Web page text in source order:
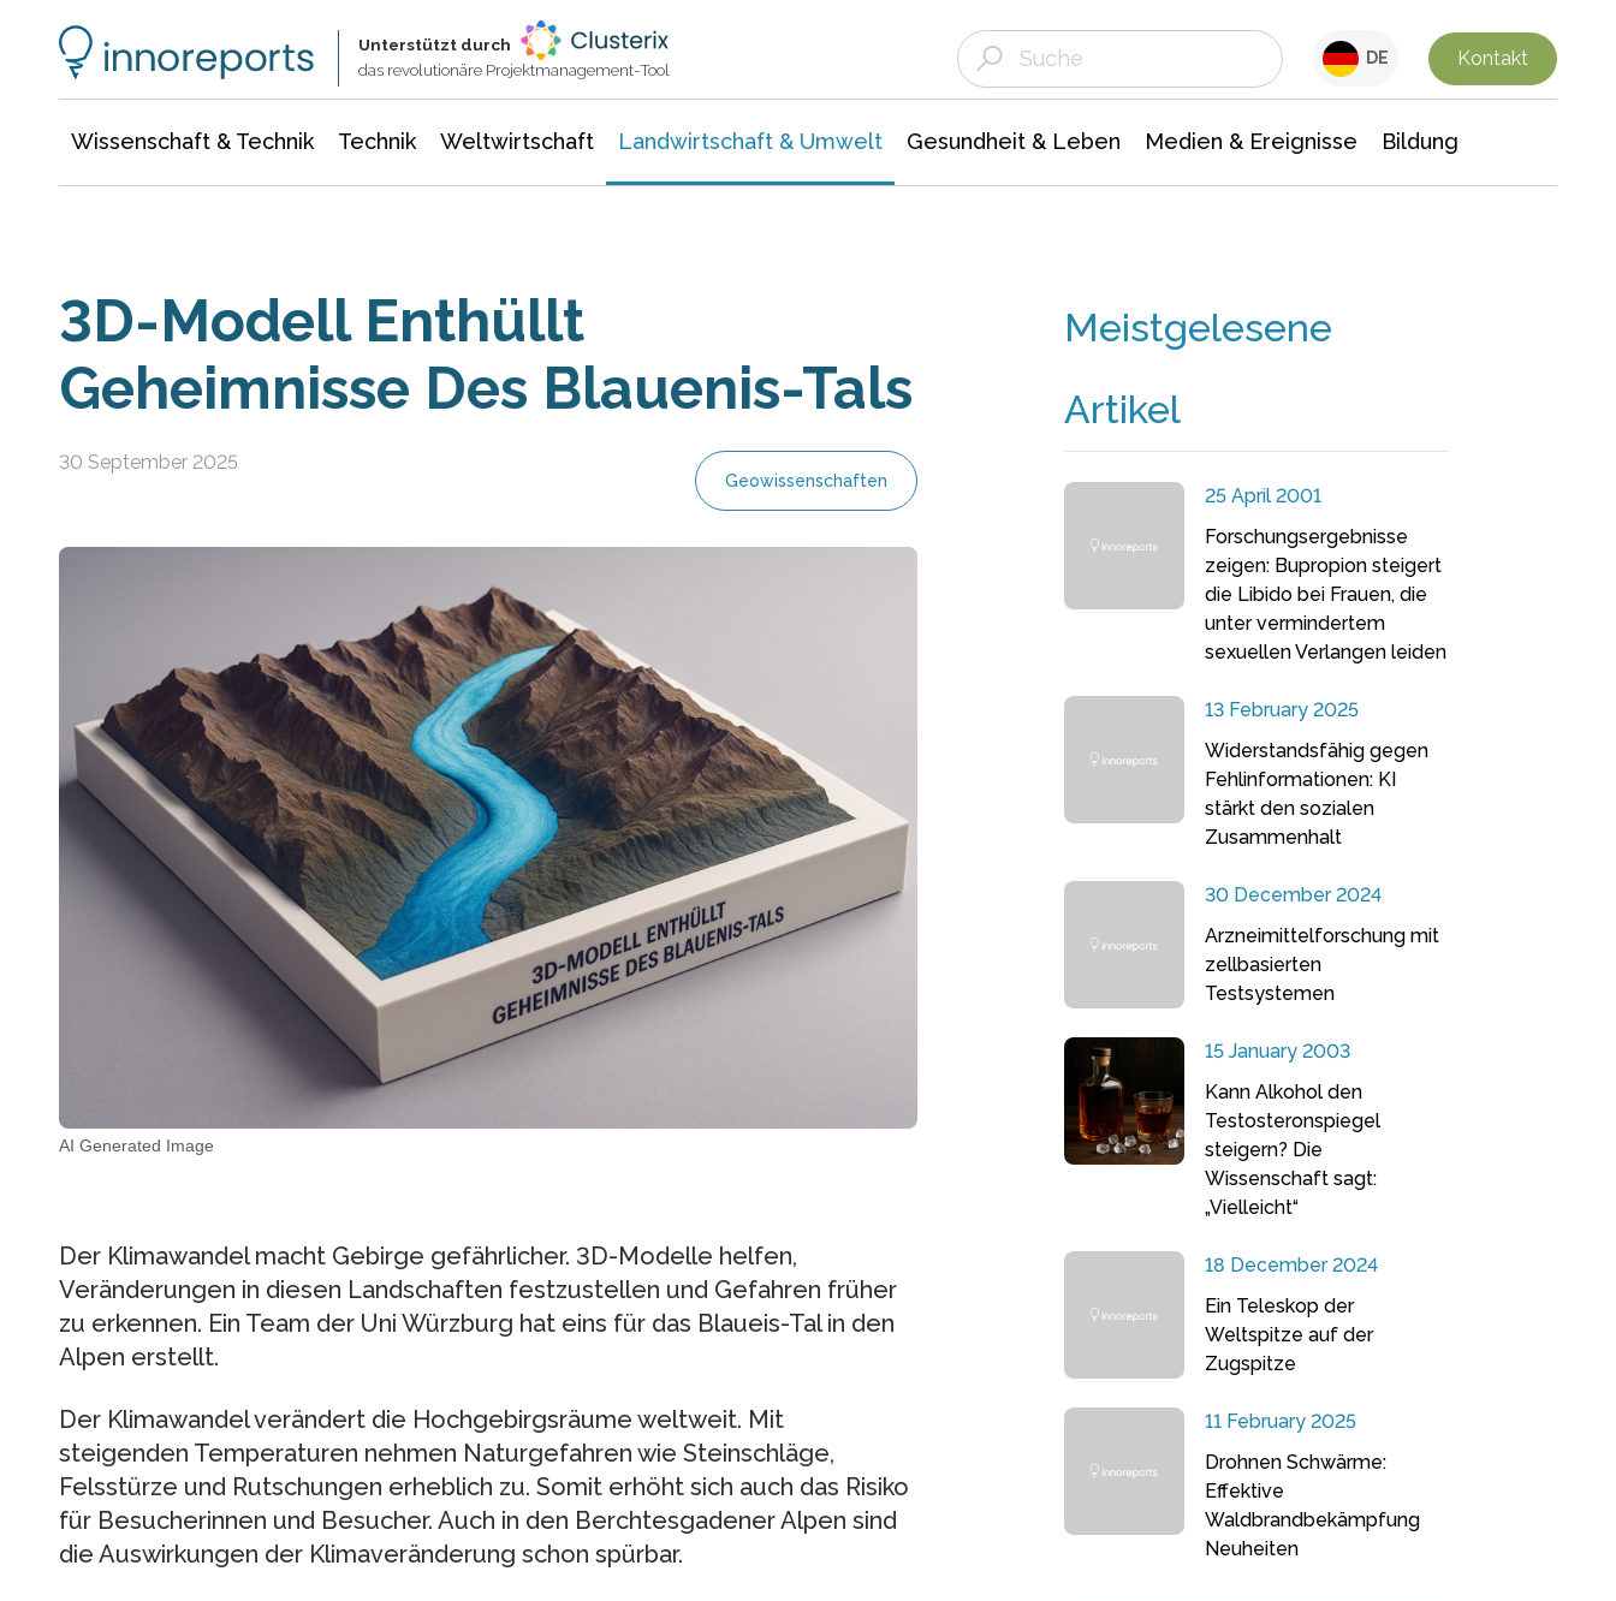
Unterstützt durch
das revolutionäre Projektmanagement-Tool
DE Kontakt
Wissenschaft & Technik Technik Weltwirtschaft Landwirtschaft & Umwelt Gesundheit & Leben Medien & Ereignisse Bildung
3D-Modell Enthüllt
Geheimnisse Des Blauenis-Tals
30 September 2025
Geowissenschaften
AI Generated Image
Der Klimawandel macht Gebirge gefährlicher. 3D-Modelle helfen,
Veränderungen in diesen Landschaften festzustellen und Gefahren früher
zu erkennen. Ein Team der Uni Würzburg hat eins für das Blaueis-Tal in den
Alpen erstellt.
Der Klimawandel verändert die Hochgebirgsräume weltweit. Mit
steigenden Temperaturen nehmen Naturgefahren wie Steinschläge,
Felsstürze und Rutschungen erheblich zu. Somit erhöht sich auch das Risiko
für Besucherinnen und Besucher. Auch in den Berchtesgadener Alpen sind
die Auswirkungen der Klimaveränderung schon spürbar.
Meistgelesene
Artikel
25 April 2001
Forschungsergebnisse
zeigen: Bupropion steigert
die Libido bei Frauen, die
unter vermindertem
sexuellen Verlangen leiden
13 February 2025
Widerstandsfähig gegen
Fehlinformationen: KI
stärkt den sozialen
Zusammenhalt
30 December 2024
Arzneimittelforschung mit
zellbasierten
Testsystemen
15 January 2003
Kann Alkohol den
Testosteronspiegel
steigern? Die
Wissenschaft sagt:
„Vielleicht“
18 December 2024
Ein Teleskop der
Weltspitze auf der
Zugspitze
11 February 2025
Drohnen Schwärme:
Effektive
Waldbrandbekämpfung
Neuheiten